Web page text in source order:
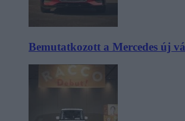
Bemutatkozott a Mercedes új